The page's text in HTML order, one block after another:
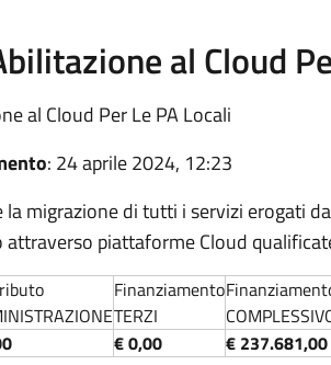
al Cloud
al Cloud Per Le PA Locali
: 24 aprile 2024, 12:23
la migrazione di tutti i servizi erogati
piattaforme Cloud
Finanziamento
TERZI
€ 0,00 € 237.681,00